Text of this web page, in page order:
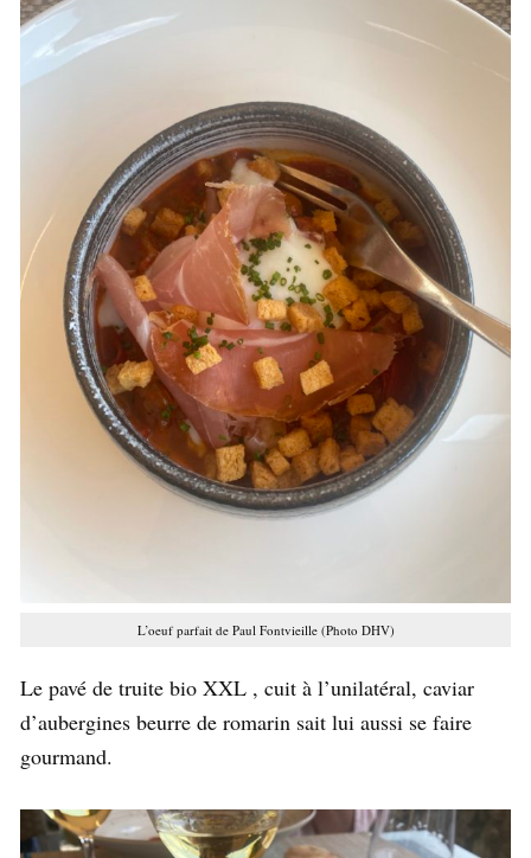
L’oeuf parfait de Paul Fontvieille (Photo DHV)
Le pavé de truite bio XXL , cuit à l’unilatéral, caviar
d’aubergines beurre de romarin sait lui aussi se faire
gourmand.